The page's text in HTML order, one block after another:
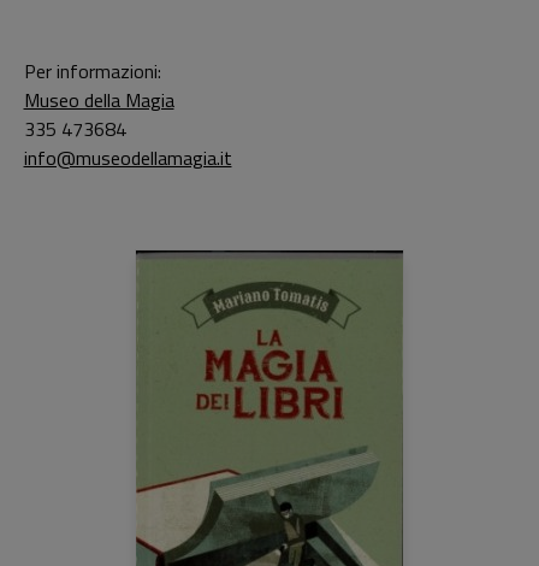
Per informazioni:
Museo della Magia
335 473684
info@museodellamagia.it